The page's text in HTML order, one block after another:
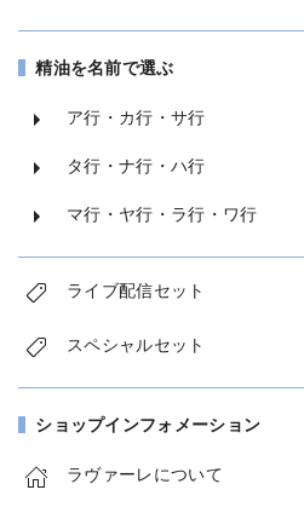
精油を名前で選ぶ
ア行・カ行・サ行
タ行・ナ行・ハ行
マ行・ヤ行・ラ行・ワ行
ライブ配信セット
スペシャルセット
ショップインフォメーション
ラヴァーレについて